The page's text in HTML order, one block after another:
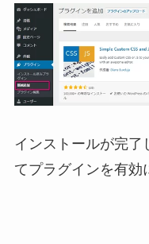
インストールが完了
てプラグインを有効